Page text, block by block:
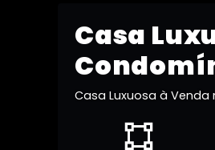
Casa
Casa Luxuosa à